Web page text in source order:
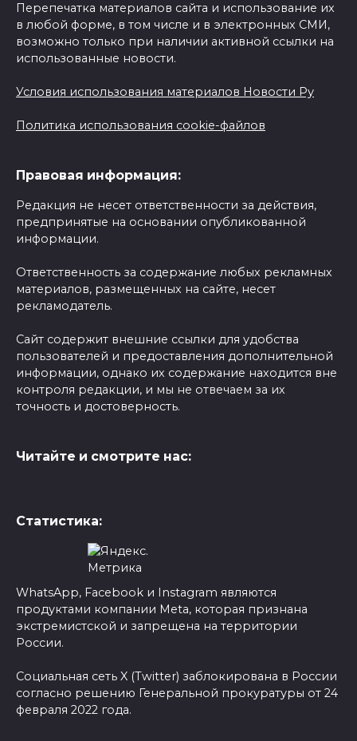
Перепечатка материалов сайта и использование их
в любой форме, в том числе и в электронных СМИ,
возможно только при наличии активной ссылки на
использованные новости.
Условия использования материалов Новости Ру
Политика использования cookie-файлов
Правовая информация:
Редакция не несет ответственности за действия,
предпринятые на основании опубликованной
информации.
Ответственность за содержание любых рекламных
материалов, размещенных на сайте, несет
рекламодатель.
Сайт содержит внешние ссылки для удобства
пользователей и предоставления дополнительной
информации, однако их содержание находится вне
контроля редакции, и мы не отвечаем за их
точность и достоверность.
Читайте и смотрите нас:
Статистика:
WhatsApp, Facebook и Instagram являются
продуктами компании Meta, которая признана
экстремистской и запрещена на территории
России.
Социальная сеть X (Twitter) заблокирована в России
согласно решению Генеральной прокуратуры от 24
февраля 2022 года.